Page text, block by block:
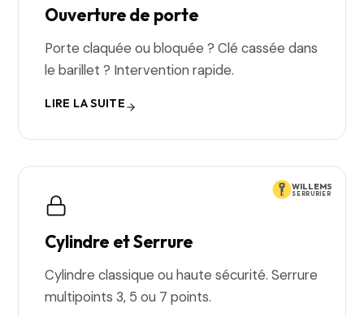
Ouverture de porte
Porte claquée ou bloquée ? Clé cassée dans
le barillet ? Intervention rapide.
LIRE LA SUITE
WILLEMS
SERRURIER
Cylindre et Serrure
Cylindre classique ou haute sécurité. Serrure
multipoints 3, 5 ou 7 points.